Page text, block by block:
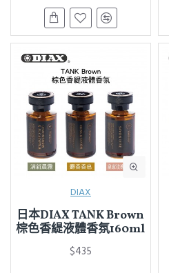
DIAX
日本DIAX TANK Brown
棕色香緹液體香氛160ml
$435